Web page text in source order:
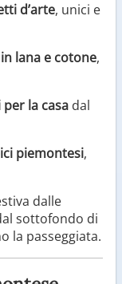
d’arte, unici e
lana e cotone,
la casa dal
piemontesi,
dalle
sottofondo di
la passeggiata.